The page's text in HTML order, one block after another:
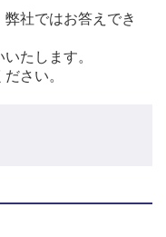
社ではお答えでき
たします。
さい。